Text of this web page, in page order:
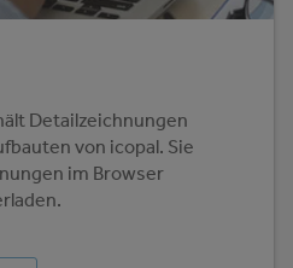
Detailzeichnungen
von icopal. Sie
im Browser